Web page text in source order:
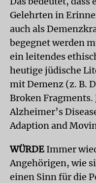
Gelehrten in
auch als
begegnet werden
ein leitendes
heutige jüdische
mit Demenz (z. B.
Broken Fragments.
Alzheimer’s
Adaption and
WÜRDE Immer
Angehörigen, wie
einen Sinn für die